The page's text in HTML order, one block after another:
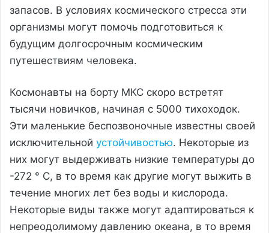
запасов. В условиях космического стресса эти
организмы могут помочь подготовиться к
будущим долгосрочным космическим
путешествиям человека.
Космонавты на борту МКС скоро встретят
тысячи новичков, начиная с 5000 тихоходок.
Эти маленькие беспозвоночные известны своей
исключительной устойчивостью. Некоторые из
них могут выдерживать низкие температуры до
-272 ° C, в то время как другие могут выжить в
течение многих лет без воды и кислорода.
Некоторые виды также могут адаптироваться к
непреодолимому давлению океана, в то время